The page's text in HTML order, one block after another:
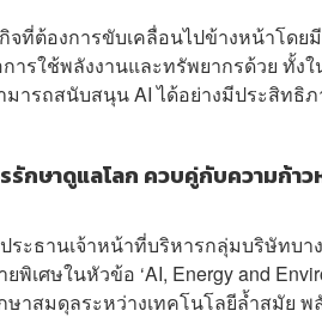
จที่ต้องการขับเคลื่อนไปข้างหน้าโด
ารใช้พลังงานและทรัพยากรด้วย ทั้
ารถสนับสนุน AI ได้อย่างมีประสิทธิภ
รักษาดูแลโลก ควบคู่กับความก้าว
ะธานเจ้าหน้าที่บริหารกลุ่มบริษัทบ
พิเศษในหัวข้อ ‘AI, Energy and
าสมดุลระหว่างเทคโนโลยีล้ำสมัย พ